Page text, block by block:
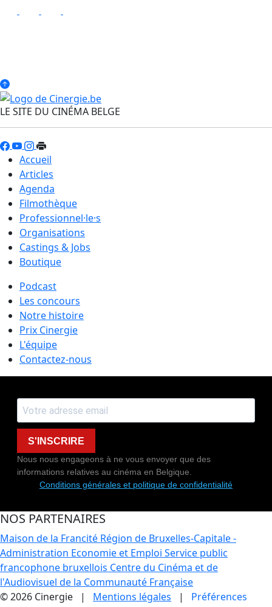
LE SITE DU CINÉMA BELGE
Accueil
Articles
Agenda
Filmothèque
Professionnel·le·s
Organisations
Castings & Jobs
Boutique
Podcast
Les concours
Notre histoire
Prix Cinergie
L'équipe
Contactez-nous
S'INSCRIRE
Nous nous engageons à ne vous envoyer que des
informations relatives au cinéma en Belgique.
Conditions générales et politique de confidentialité
NOS PARTENAIRES
Maison de la Francité Région de Bruxelles-Capitale -
Administration Economie et Emploi Service public
francophone bruxellois Centre du Cinéma et de
l'Audiovisuel de la Communauté Française
© 2026 Cinergie | Mentions légales | Préférences